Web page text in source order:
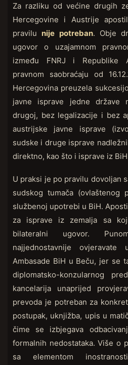
Za razliku od većine drugih
Hercegovine i Austrije
pravilu nije potreban. Obje
ugovor o uzajamnom
između FNRJ i Republike
pravnom saobraćaju od
Hercegovina preuzela
javne isprave jedne države
drugoj, bez legalizacije i bez
austrijske javne isprave
sudske i druge isprave
direktno, kao što i isprave iz
U praksi je po pravilu dovoljan
sudskog tumača (ovlaštenog
službenoj upotrebi u BiH.
za isprave iz zemalja sa
bilateralni ugovor.
najjednostavnije ovjeravate
Ambasade BiH u Beču, jer se
diplomatsko-konzularnog
kancelarija unaprijed
prevoda je potreban za
postupak, uknjižba, upis u
čime se izbjegava
formalnih nedostataka. Više o
sa elementom